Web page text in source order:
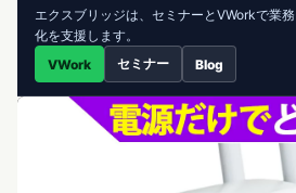
エクスブリッジは、セミナーとVWorkで業
化を支援します。
VWork
セミナー Blog